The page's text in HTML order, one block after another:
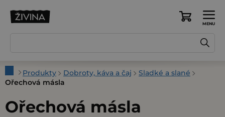
Nákupní
DomůProdukty Dobroty, káva a čaj
Sladké a slané
Ořechová másla
Ořechová másla